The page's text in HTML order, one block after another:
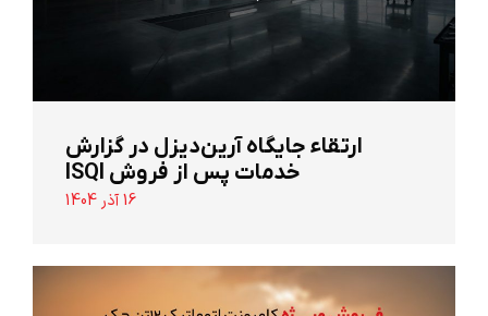
ارتقاء جایگاه آرین‌دیزل در گزارش
خدمات پس از فروش ISQI
16 آذر 1404